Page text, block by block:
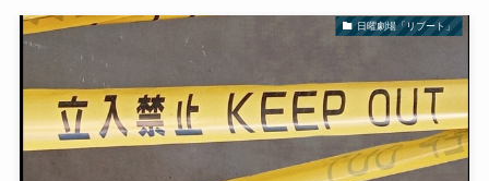
日曜劇場「リブート」